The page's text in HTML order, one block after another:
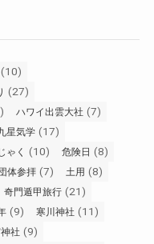
(10)
(27)
ハワイ出雲大社 (7)
星気学 (17)
ゃく (10) 危険日 (8)
団体参拝 (7) 土用 (8)
奇門遁甲旅行 (21)
(9) 寒川神社 (11)
社 (9)